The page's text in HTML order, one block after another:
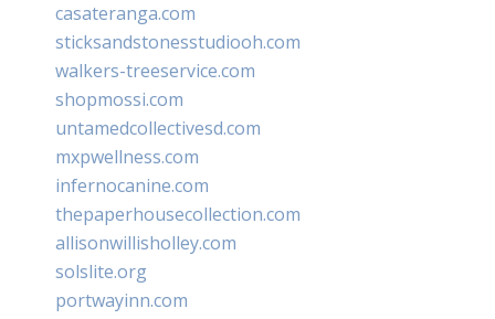
casateranga.com
sticksandstonesstudiooh.com
walkers-treeservice.com
shopmossi.com
untamedcollectivesd.com
mxpwellness.com
infernocanine.com
thepaperhousecollection.com
allisonwillisholley.com
solslite.org
portwayinn.com